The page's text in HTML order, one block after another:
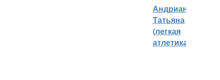
Андрианова
Татьяна
(легкая
атлетика)